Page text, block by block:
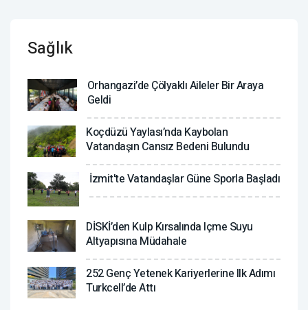
Sağlık
Orhangazi’de Çölyaklı Aileler Bir Araya
Geldi
Koçdüzü Yaylası’nda Kaybolan
Vatandaşın Cansız Bedeni Bulundu
İzmit'te Vatandaşlar Güne Sporla Başladı
DİSKİ’den Kulp Kırsalında Içme Suyu
Altyapısına Müdahale
252 Genç Yetenek Kariyerlerine Ilk Adımı
Turkcell’de Attı